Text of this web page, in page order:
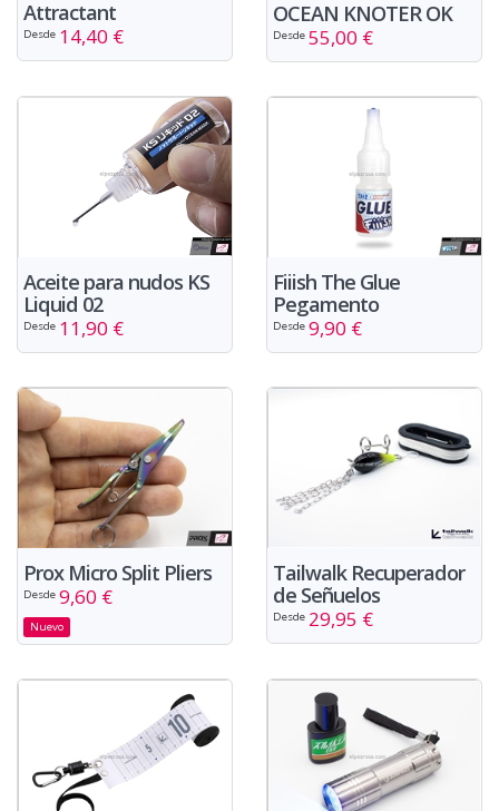
Attractant
Desde 14,40 €
OCEAN KNOTER OK
Desde 55,00 €
Aceite para nudos KS
Liquid 02
Desde 11,90 €
Fiiish The Glue
Pegamento
Desde 9,90 €
Prox Micro Split Pliers
Desde 9,60 €
Nuevo
Tailwalk Recuperador
de Señuelos
Desde 29,95 €